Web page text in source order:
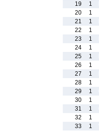
19
1
20
1
21
1
22
1
23
1
24
1
25
1
26
1
27
1
28
1
29
1
30
1
31
1
32
1
33
1